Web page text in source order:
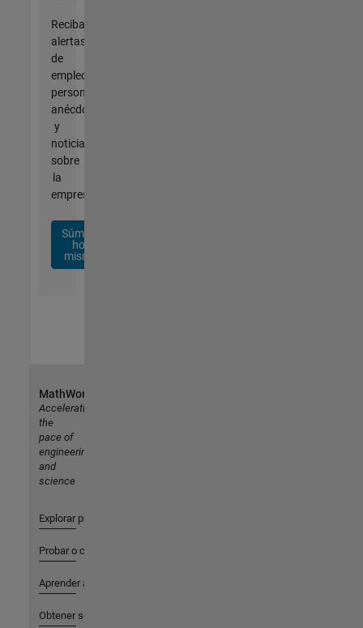
Reciba
alertas
de
empleo
personalizadas,
anécdotas
y
noticias
sobre
la
empresa.
Súmese
hoy
mismo
MathWorks
Accelerating
the
pace of
engineering
and
science
Explorar productos
Probar o comprar
Aprender a utilizar
Obtener soporte